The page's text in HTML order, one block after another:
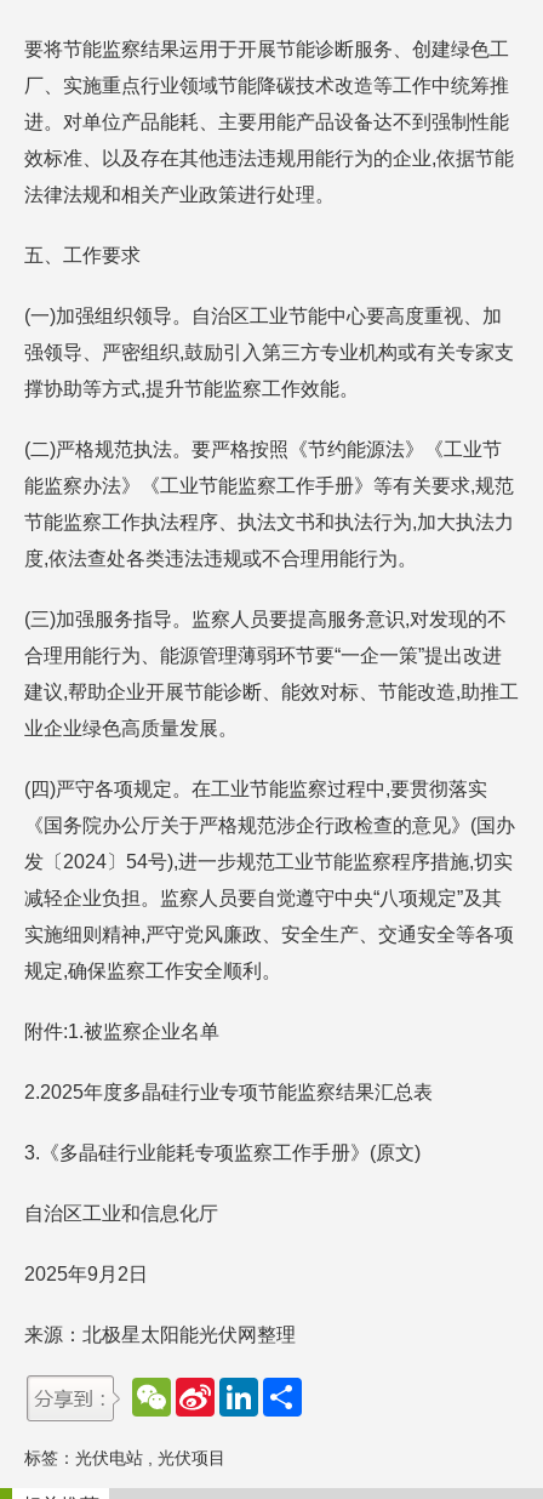
要将节能监察结果运用于开展节能诊断服务、创建绿色工
厂、实施重点行业领域节能降碳技术改造等工作中统筹推
进。对单位产品能耗、主要用能产品设备达不到强制性能
效标准、以及存在其他违法违规用能行为的企业,依据节能
法律法规和相关产业政策进行处理。
五、工作要求
(一)加强组织领导。自治区工业节能中心要高度重视、加
强领导、严密组织,鼓励引入第三方专业机构或有关专家支
撑协助等方式,提升节能监察工作效能。
(二)严格规范执法。要严格按照《节约能源法》《工业节
能监察办法》《工业节能监察工作手册》等有关要求,规范
节能监察工作执法程序、执法文书和执法行为,加大执法力
度,依法查处各类违法违规或不合理用能行为。
(三)加强服务指导。监察人员要提高服务意识,对发现的不
合理用能行为、能源管理薄弱环节要“一企一策”提出改进
建议,帮助企业开展节能诊断、能效对标、节能改造,助推工
业企业绿色高质量发展。
(四)严守各项规定。在工业节能监察过程中,要贯彻落实
《国务院办公厅关于严格规范涉企行政检查的意见》(国办
发〔2024〕54号),进一步规范工业节能监察程序措施,切实
减轻企业负担。监察人员要自觉遵守中央“八项规定”及其
实施细则精神,严守党风廉政、安全生产、交通安全等各项
规定,确保监察工作安全顺利。
附件:1.被监察企业名单
2.2025年度多晶硅行业专项节能监察结果汇总表
3.《多晶硅行业能耗专项监察工作手册》(原文)
自治区工业和信息化厅
2025年9月2日
来源：北极星太阳能光伏网整理
W
e
a
t
S
W
e
L
d
标签： 光伏电站 光伏项目